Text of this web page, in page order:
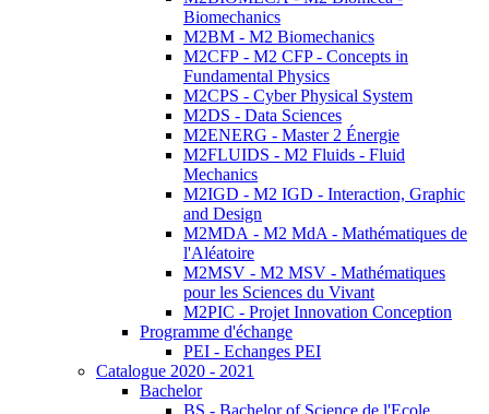
Biomechanics
M2BM - M2 Biomechanics
M2CFP - M2 CFP - Concepts in
Fundamental Physics
M2CPS - Cyber Physical System
M2DS - Data Sciences
M2ENERG - Master 2 Énergie
M2FLUIDS - M2 Fluids - Fluid
Mechanics
M2IGD - M2 IGD - Interaction, Graphic
and Design
M2MDA - M2 MdA - Mathématiques de
l'Aléatoire
M2MSV - M2 MSV - Mathématiques
pour les Sciences du Vivant
M2PIC - Projet Innovation Conception
Programme d'échange
PEI - Echanges PEI
Catalogue 2020 - 2021
Bachelor
BS - Bachelor of Science de l'Ecole